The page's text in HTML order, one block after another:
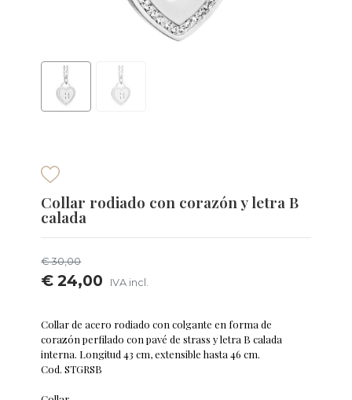
Collar rodiado con corazón y letra B
calada
€ 30,00
€ 24,00 IVA incl.
Collar de acero rodiado con colgante en forma de
corazón perfilado con pavé de strass y letra B calada
interna. Longitud 43 cm, extensible hasta 46 cm.
Cod. STGRSB